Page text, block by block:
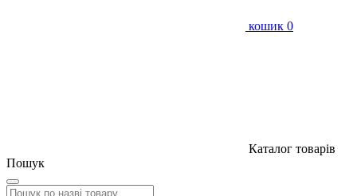
кошик 0
Каталог товарів
Пошук